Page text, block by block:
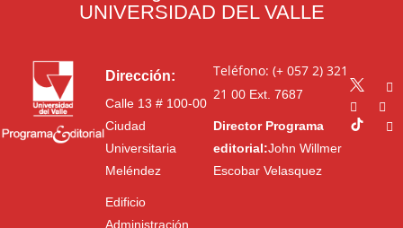
UNIVERSIDAD DEL VALLE
Dirección:
Calle 13 # 100-00
Ciudad
Universitaria
Meléndez
Edificio
Administración
Teléfono: (+ 057 2) 321
21 00Ext. 7687
Director Programa
editorial:John Willmer
Escobar Velasquez